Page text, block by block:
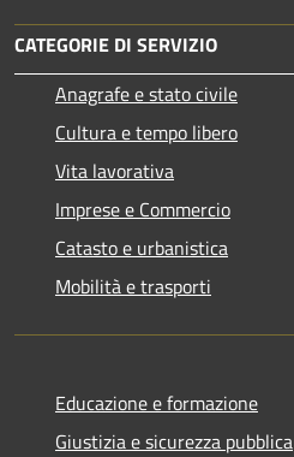
CATEGORIE DI SERVIZIO
Anagrafe e stato civile
Cultura e tempo libero
Vita lavorativa
Imprese e Commercio
Catasto e urbanistica
Mobilità e trasporti
Educazione e formazione
Giustizia e sicurezza pubblica